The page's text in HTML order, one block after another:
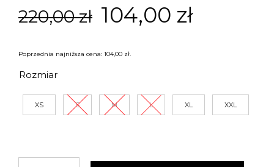
220,00zł Pierwotna
cena
220,00 zł.
104,00 zł
104,00
Poprzednia najniższa cena: 104,00 zł.
Rozmiar
XS S M L XL XXL
ilość BLUZA BEZ KAPTURA STREET AUTONOMY COM BEIGE/BLACK 2024